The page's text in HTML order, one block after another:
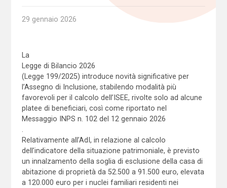
29 gennaio 2026
La
Legge di Bilancio 2026
(Legge 199/2025) introduce novità significative per
l’Assegno di Inclusione, stabilendo modalità più
favorevoli per il calcolo dell’ISEE, rivolte solo ad alcune
platee di beneficiari, così come riportato nel
Messaggio INPS n. 102 del 12 gennaio 2026
Relativamente all’AdI, in relazione al calcolo
dell’indicatore della situazione patrimoniale, è previsto
un innalzamento della soglia di esclusione della casa di
abitazione di proprietà da 52.500 a 91.500 euro, elevata
a 120.000 euro per i nuclei familiari residenti nei